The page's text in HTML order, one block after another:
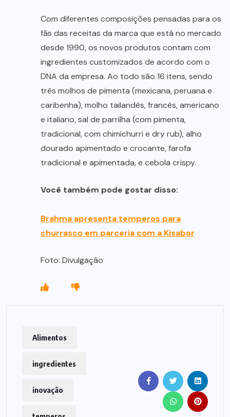
Com diferentes composições pensadas para os
fãs das receitas da marca que está no mercado
desde 1990, os novos produtos contam com
ingredientes customizados de acordo com o
DNA da empresa. Ao todo são 16 itens, sendo
três molhos de pimenta (mexicana, peruana e
caribenha), molho tailandês, francês, americano
e italiano, sal de parrilha (com pimenta,
tradicional, com chimichurri e dry rub), alho
dourado apimentado e crocante, farofa
tradicional e apimentada, e cebola crispy.
Você também pode gostar disso:
Brahma apresenta temperos para
churrasco em parceria com a Kisabor
Foto: Divulgação
Alimentos
ingredientes
inovação